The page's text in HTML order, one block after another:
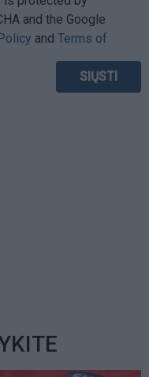
and the Google
and Terms of